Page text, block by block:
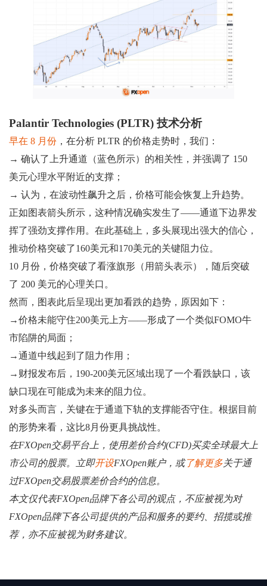
Palantir Technologies (PLTR) 技术分析
早在 8 月份 ，在分析 PLTR 的价格走势时，我们：
→ 确认了上升通道（蓝色所示）的相关性，并强调了 150
美元心理水平附近的支撑；
→ 认为，在波动性飙升之后，价格可能会恢复上升趋势。
正如图表箭头所示，这种情况确实发生了——通道下边界发
挥了强劲支撑作用。在此基础上，多头展现出强大的信心，
推动价格突破了160美元和170美元的关键阻力位。
10 月份，价格突破了看涨旗形（用箭头表示），随后突破
了 200 美元的心理关口。
然而，图表此后呈现出更加看跌的趋势，原因如下：
→价格未能守住200美元上方——形成了一个类似FOMO牛
市陷阱的局面；
→通道中线起到了阻力作用；
→财报发布后，190-200美元区域出现了一个看跌缺口，该
缺口现在可能成为未来的阻力位。
对多头而言，关键在于通道下轨的支撑能否守住。根据目前
的形势来看，这比8月份更具挑战性。
在FXOpen交易平台上，使用差价合约(CFD)买卖全球最大上
市公司的股票。立即开设FXOpen账户，或了解更多关于通
过FXOpen交易股票差价合约的信息。
本文仅代表FXOpen品牌下各公司的观点，不应被视为对
FXOpen品牌下各公司提供的产品和服务的要约、招揽或推
荐，亦不应被视为财务建议。